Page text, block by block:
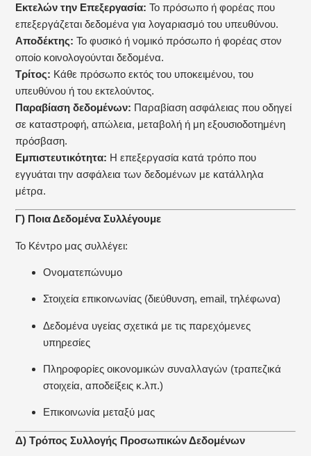
Εκτελών την Επεξεργασία: Το πρόσωπο ή φορέας που
επεξεργάζεται δεδομένα για λογαριασμό του υπευθύνου.
Αποδέκτης: Το φυσικό ή νομικό πρόσωπο ή φορέας στον
οποίο κοινολογούνται δεδομένα.
Τρίτος: Κάθε πρόσωπο εκτός του υποκειμένου, του
υπευθύνου ή του εκτελούντος.
Παραβίαση δεδομένων: Παραβίαση ασφάλειας που οδηγεί
σε καταστροφή, απώλεια, μεταβολή ή μη εξουσιοδοτημένη
πρόσβαση.
Εμπιστευτικότητα: Η επεξεργασία κατά τρόπο που
εγγυάται την ασφάλεια των δεδομένων με κατάλληλα
μέτρα.
Γ) Ποια Δεδομένα Συλλέγουμε
Το Κέντρο μας συλλέγει:
Ονοματεπώνυμο
Στοιχεία επικοινωνίας (διεύθυνση, email, τηλέφωνα)
Δεδομένα υγείας σχετικά με τις παρεχόμενες
υπηρεσίες
Πληροφορίες οικονομικών συναλλαγών (τραπεζικά
στοιχεία, αποδείξεις κ.λπ.)
Επικοινωνία μεταξύ μας
Δ) Τρόπος Συλλογής Προσωπικών Δεδομένων